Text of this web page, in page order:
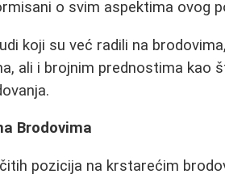
o svim aspektima ovog
koji su već radili na
ali i brojnim prednostima kao
Brodovima
pozicija na krstarećim